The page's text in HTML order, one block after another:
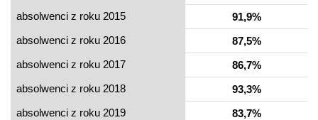
absolwenci z roku 2015
91,9%
absolwenci z roku 2016
87,5%
absolwenci z roku 2017
86,7%
absolwenci z roku 2018
93,3%
absolwenci z roku 2019
83,7%